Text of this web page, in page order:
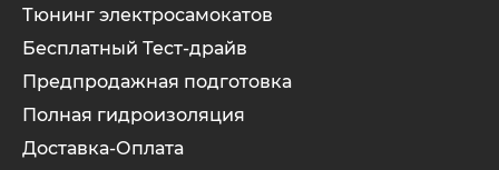
Тюнинг электросамокатов
Бесплатный Тест-драйв
Предпродажная подготовка
Полная гидроизоляция
Доставка-Оплата